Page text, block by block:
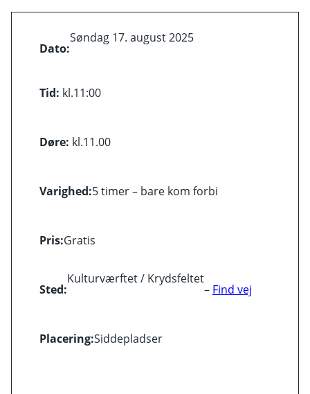
Dato:
Søndag 17. august 2025
Tid: kl.11:00
Døre: kl.11.00
Varighed:5 timer – bare kom forbi
Pris:Gratis
Sted:
Kulturværftet / Krydsfeltet
– Find vej
Placering:Siddepladser